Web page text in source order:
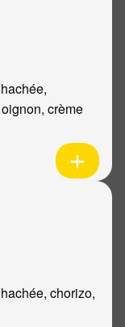
crème
chorizo,